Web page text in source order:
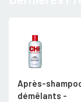
Après-
démêlants -